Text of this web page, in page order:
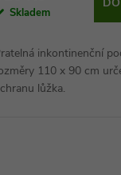
Skladem
inkontinenční
110 x 90 cm
lůžka.